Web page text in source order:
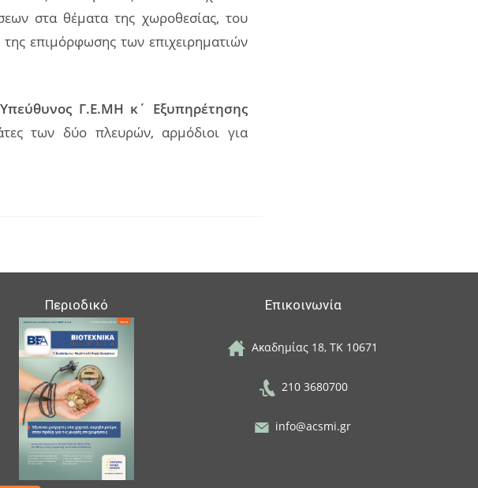
στα θέματα της χωροθεσίας, του
επιμόρφωσης των επιχειρηματιών
Υπεύθυνος Γ.Ε.ΜΗ κ΄ Εξυπηρέτησης
των δύο πλευρών, αρμόδιοι για
Περιοδικό Επικοινωνία
Ακαδημίας 18, ΤΚ 10671
210 3680700
info@acsmi.gr